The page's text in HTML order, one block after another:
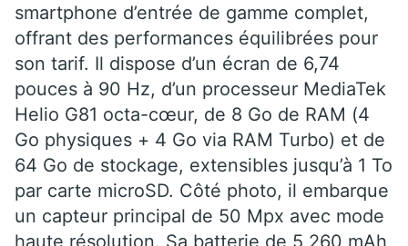
smartphone d’entrée de gamme complet,
offrant des performances équilibrées pour
son tarif. Il dispose d’un écran de 6,74
pouces à 90 Hz, d’un processeur MediaTek
Helio G81 octa-cœur, de 8 Go de RAM (4
Go physiques + 4 Go via RAM Turbo) et de
64 Go de stockage, extensibles jusqu’à 1 To
par carte microSD. Côté photo, il embarque
un capteur principal de 50 Mpx avec mode